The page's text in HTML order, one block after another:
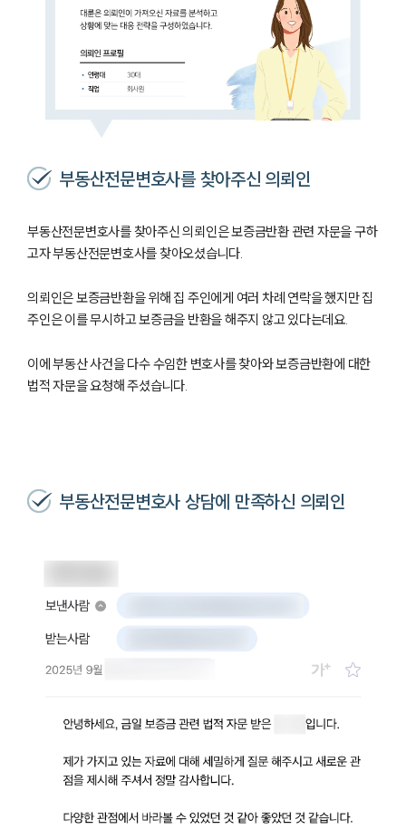
대륜의 강점
글로벌 파트너 로펌
고객의 소리
AI대륜
부동산전문변호사를 찾아주신 의뢰인
부동산전문변호사를 찾아주신 의뢰인은 보증금반환 관련 자문을 구하
고자 부동산전문변호사를 찾아오셨습니다.
의뢰인은 보증금반환을 위해 집 주인에게 여러 차례 연락을 했지만 집
주인은 이를 무시하고 보증금을 반환을 해주지 않고 있다는데요.
이에 부동산 사건을 다수 수임한 변호사를 찾아와 보증금반환에 대한
법적 자문을 요청해 주셨습니다.
부동산전문변호사 상담에 만족하신 의뢰인